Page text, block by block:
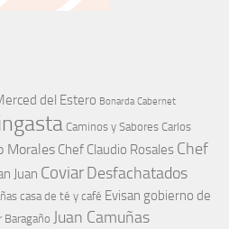
del Estero Bonarda Cabernet
Caminos y Sabores Carlos
Morales Chef Claudio Rosales Chef
Juan Coviar Desfachatados
casa de té y café Evisan gobierno de
Baragaño Juan Camuñas